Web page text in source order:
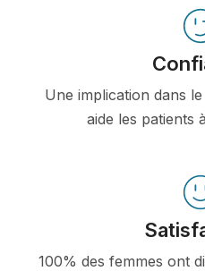
Une implication dans
aide les patients
100% des femmes ont